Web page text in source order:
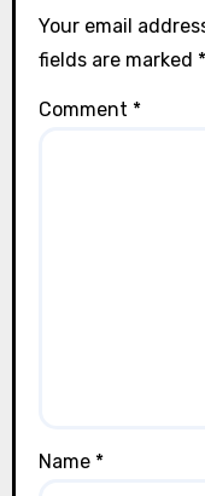
Your email
fields are marked *
Comment *
Name *